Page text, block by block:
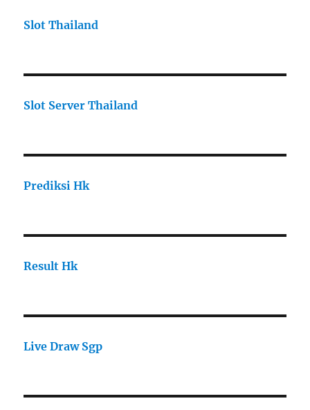
Slot Thailand
Slot Server Thailand
Prediksi Hk
Result Hk
Live Draw Sgp